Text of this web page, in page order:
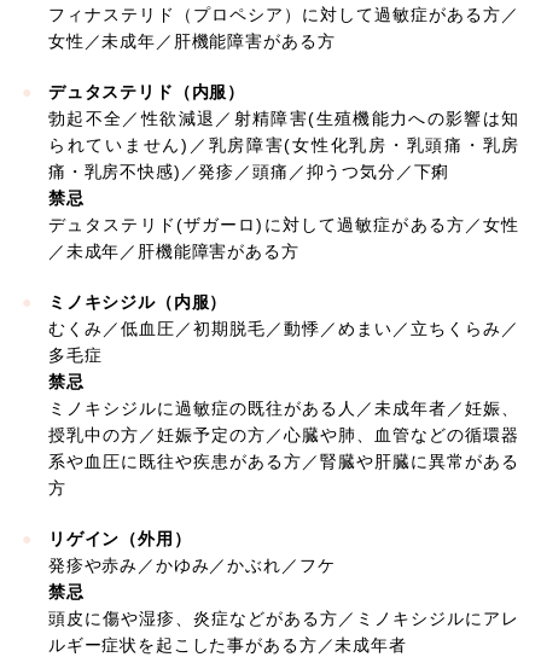
フィナステリド（プロペシア）に対して過敏症がある方／
女性／未成年／肝機能障害がある方
デュタステリド（内服）
勃起不全／性欲減退／射精障害(生殖機能力への影響は知
られていません)／乳房障害(女性化乳房・乳頭痛・乳房
痛・乳房不快感)／発疹／頭痛／抑うつ気分／下痢
禁忌
デュタステリド(ザガーロ)に対して過敏症がある方／女性
／未成年／肝機能障害がある方
ミノキシジル（内服）
むくみ／低血圧／初期脱毛／動悸／めまい／立ちくらみ／
多毛症
禁忌
ミノキシジルに過敏症の既往がある人／未成年者／妊娠、
授乳中の方／妊娠予定の方／心臓や肺、血管などの循環器
系や血圧に既往や疾患がある方／腎臓や肝臓に異常がある
方
リゲイン（外用）
発疹や赤み／かゆみ／かぶれ／フケ
禁忌
頭皮に傷や湿疹、炎症などがある方／ミノキシジルにアレ
ルギー症状を起こした事がある方／未成年者